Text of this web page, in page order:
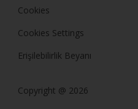
Cookies
Cookies Settings
Erişilebilirlik Beyanı
Copyright @ 2026